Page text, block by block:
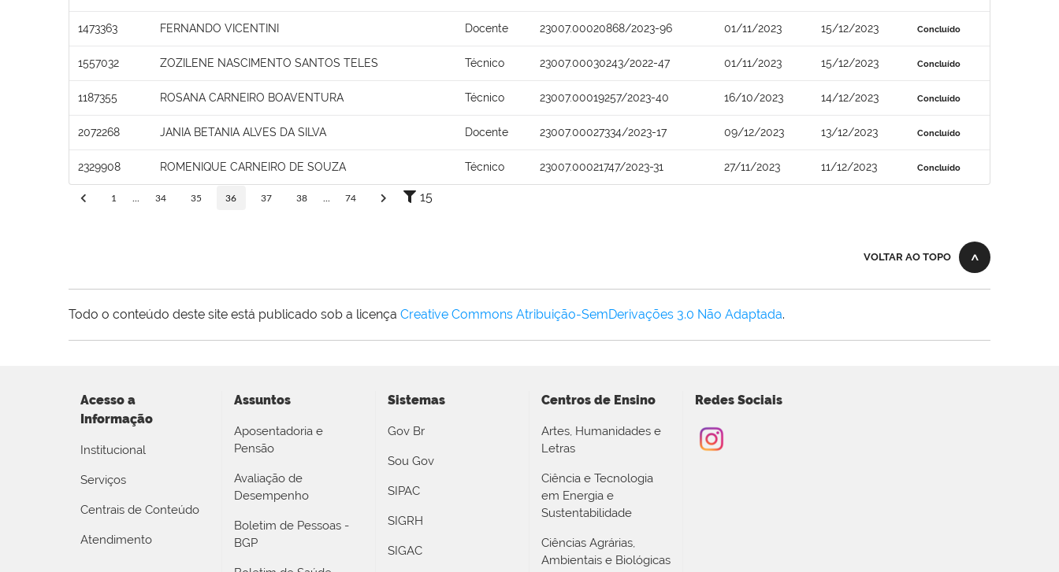
1473363 FERNANDO VICENTINI Docente 23007.00020868/2023-96 01/11/2023 15/12/2023 Concluído
1557032 ZOZILENE NASCIMENTO SANTOS TELES Técnico 23007.00030243/2022-47 01/11/2023 15/12/2023 Concluído
1187355 ROSANA CARNEIRO BOAVENTURA Técnico 23007.00019257/2023-40 16/10/2023 14/12/2023 Concluído
2072268 JANIA BETANIA ALVES DA SILVA Docente 23007.00027334/2023-17 09/12/2023 13/12/2023 Concluído
2329908 ROMENIQUE CARNEIRO DE SOUZA Técnico 23007.00021747/2023-31 27/11/2023 11/12/2023 Concluído
1 34 35 36 37 38 74 15
VOLTAR AO TOPO
Todo o conteúdo deste site está publicado sob a licença Creative Commons Atribuição-SemDerivações 3.0 Não Adaptada.
Acesso a
Informação
Institucional
Serviços
Centrais de Conteúdo
Atendimento
Assuntos
Aposentadoria e
Pensão
Avaliação de
Desempenho
Boletim de Pessoas -
BGP
Sistemas
Gov Br
Sou Gov
SIPAC
SIGRH
SIGAC
Centros de Ensino
Artes, Humanidades e
Letras
Ciência e Tecnologia
em Energia e
Sustentabilidade
Ciências Agrárias,
Ambientais e Biológicas
Redes Sociais